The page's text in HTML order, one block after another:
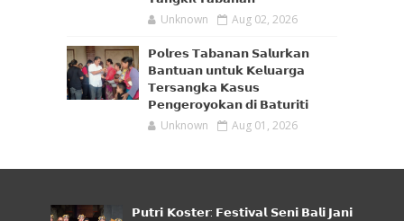
Unknown Aug 02, 2026
𝗣𝗼𝗹𝗿𝗲𝘀 𝗧𝗮𝗯𝗮𝗻𝗮𝗻 𝗦𝗮𝗹𝘂𝗿𝗸𝗮𝗻
𝗕𝗮𝗻𝘁𝘂𝗮𝗻 𝘂𝗻𝘁𝘂𝗸 𝗞𝗲𝗹𝘂𝗮𝗿𝗴𝗮
𝗧𝗲𝗿𝘀𝗮𝗻𝗴𝗸𝗮 𝗞𝗮𝘀𝘂𝘀
𝗣𝗲𝗻𝗴𝗲𝗿𝗼𝘆𝗼𝗸𝗮𝗻 𝗱𝗶 𝗕𝗮𝘁𝘂𝗿𝗶𝘁𝗶
Unknown Aug 01, 2026
𝗣𝘂𝘁𝗿𝗶 𝗞𝗼𝘀𝘁𝗲𝗿: 𝗙𝗲𝘀𝘁𝗶𝘃𝗮𝗹 𝗦𝗲𝗻𝗶 𝗕𝗮𝗹𝗶 𝗝𝗮𝗻𝗶